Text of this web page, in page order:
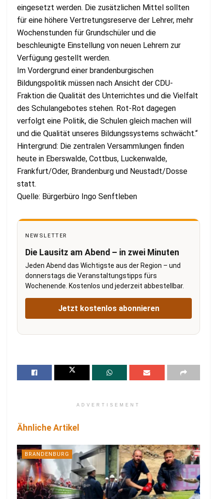
eingesetzt werden. Die zusätzlichen Mittel sollten
für eine höhere Vertretungsreserve der Lehrer, mehr
Wochenstunden für Grundschüler und die
beschleunigte Einstellung von neuen Lehrern zur
Verfügung gestellt werden.
Im Vordergrund einer brandenburgischen
Bildungspolitik müssen nach Ansicht der CDU-
Fraktion die Qualität des Unterrichtes und die Vielfalt
des Schulangebotes stehen. Rot-Rot dagegen
verfolgt eine Politik, die Schulen gleich machen will
und die Qualität unseres Bildungssystems schwächt.“
Hintergrund: Die zentralen Versammlungen finden
heute in Eberswalde, Cottbus, Luckenwalde,
Frankfurt/Oder, Brandenburg und Neustadt/Dosse
statt.
Quelle: Bürgerbüro Ingo Senftleben
NEWSLETTER
Die Lausitz am Abend – in zwei Minuten
Jeden Abend das Wichtigste aus der Region – und
donnerstags die Veranstaltungstipps fürs
Wochenende. Kostenlos und jederzeit abbestellbar.
Jetzt kostenlos abonnieren
ADVERTISEMENT
Ähnliche Artikel
BRANDENBURG